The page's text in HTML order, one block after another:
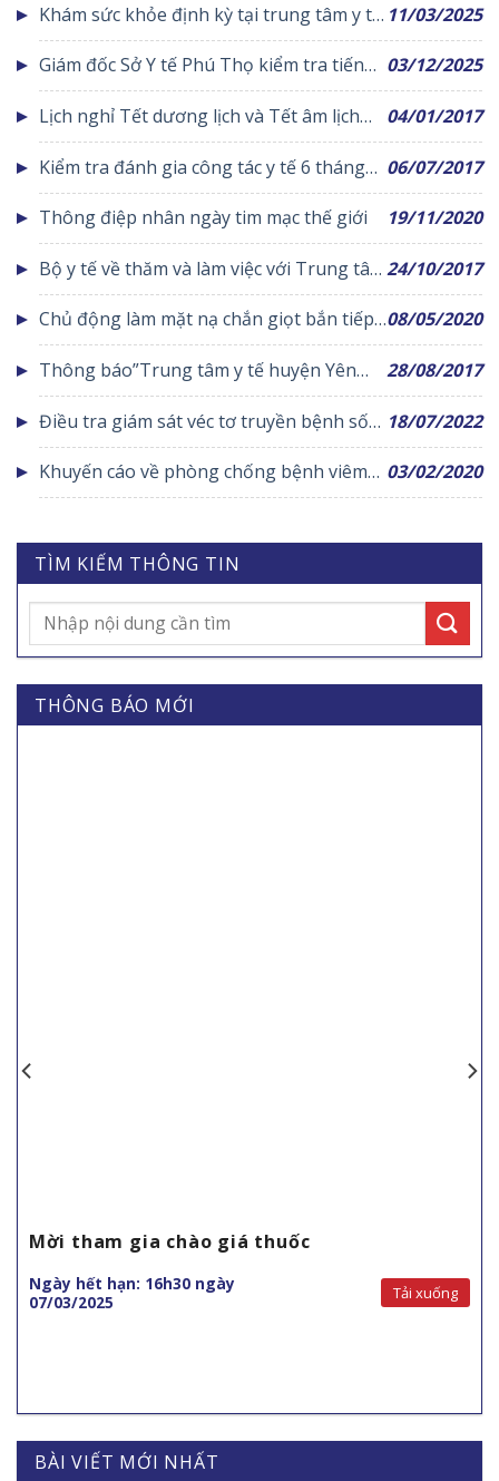
Khám sức khỏe định kỳ tại trung tâm y tế
huyện Yên Lạc
11/03/2025
Giám đốc Sở Y tế Phú Thọ kiểm tra tiến
độ Dự án xây dựng, nâng cấp Trung tâm
Y tế khu vực Yên Lạc giai đoạn 2
03/12/2025
Lịch nghỉ Tết dương lịch và Tết âm lịch
năm 2017
04/01/2017
Kiểm tra đánh gia công tác y tế 6 tháng
đầu năm 2017
06/07/2017
Thông điệp nhân ngày tim mạc thế giới 19/11/2020
Bộ y tế về thăm và làm việc với Trung tâm
y tế huyện Yên Lạc
24/10/2017
Chủ động làm mặt nạ chắn giọt bắn tiếp
sức cho các y bác sỹ phòng chống dịch
bệnh Covid-19
08/05/2020
Thông báo”Trung tâm y tế huyện Yên
Lạc tạm dừng khám chữa bệnh theo yêu
cầu vào ngày chủ nhật 3/9/2017″
28/08/2017
Điều tra giám sát véc tơ truyền bệnh sốt
xuất huyết
18/07/2022
Khuyến cáo về phòng chống bệnh viêm
đường hô hấp cấp do virut corona của Bộ
03/02/2020
TÌM KIẾM THÔNG TIN
THÔNG BÁO MỚI
Mời tham gia chào giá thuốc
Ngày hết hạn: 16h30 ngày
07/03/2025
Tải xuống
BÀI VIẾT MỚI NHẤT